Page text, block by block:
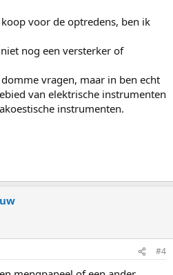
voor de optredens, ben ik
nog een versterker of
vragen, maar in ben echt
van elektrische instrumenten
instrumenten.
#4